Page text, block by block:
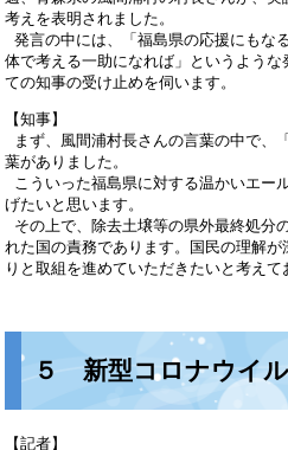
考えを表明されました。
発言の中には、「福島県の応援にもな
体で考える一助になれば」というよう
ての知事の受け止めを伺います。
【知事】
まず、風間浦村長さんの言葉の中で、
葉がありました。
こういった福島県に対する温かいエー
げたいと思います。
その上で、除去土壌等の県外最終処分
れた国の責務であります。国民の理解
りと取組を進めていただきたいと考えて
５ 新型コロナウイ
【記者】